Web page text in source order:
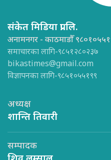
संकेत मिडिया प्रा.लि.
अनामनगर - काठमाडौँ
समाचारका लागि-९८५१२८०२३७
bikastimes@gmail.com
विज्ञापनका लागि-९८५१०५५१९९
अध्यक्ष
शान्ति तिवारी
सम्पादक